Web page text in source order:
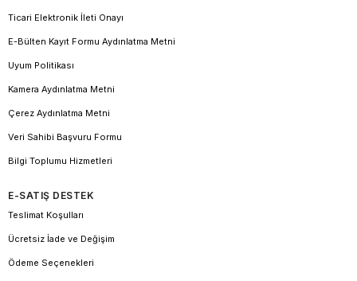
Ticari Elektronik İleti Onayı
E-Bülten Kayıt Formu Aydınlatma Metni
Uyum Politikası
Kamera Aydınlatma Metni
Çerez Aydınlatma Metni
Veri Sahibi Başvuru Formu
Bilgi Toplumu Hizmetleri
E-SATIŞ DESTEK
Teslimat Koşulları
Ücretsiz İade ve Değişim
Ödeme Seçenekleri